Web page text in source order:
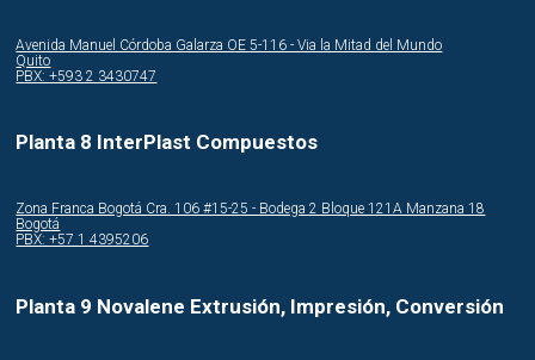
Avenida Manuel Córdoba Galarza OE 5-116 - Via la Mitad del Mundo
Quito
PBX: +593 2 3430747
Planta 8 InterPlast Compuestos
Zona Franca Bogotá Cra. 106 #15-25 - Bodega 2 Bloque 121A Manzana 18
Bogotá
PBX: +57 1 4395206
Planta 9 Novalene Extrusión, Impresión, Conversión